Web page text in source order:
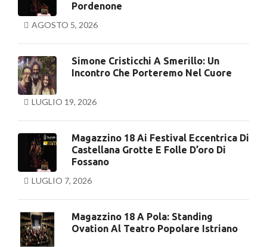
Pordenone
AGOSTO 5, 2026
Simone Cristicchi A Smerillo: Un
Incontro Che Porteremo Nel Cuore
LUGLIO 19, 2026
Magazzino 18 Ai Festival Eccentrica Di
Castellana Grotte E Folle D’oro Di
Fossano
LUGLIO 7, 2026
Magazzino 18 A Pola: Standing
Ovation Al Teatro Popolare Istriano